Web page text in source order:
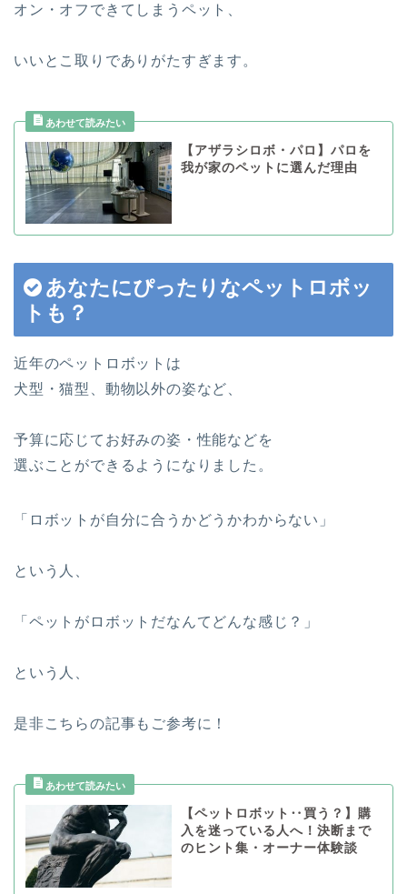
オン・オフできてしまうペット、
いいとこ取りでありがたすぎます。
【アザラシロボ・パロ】パロを
我が家のペットに選んだ理由
あなたにぴったりなペットロボッ
トも？
近年のペットロボットは
犬型・猫型、動物以外の姿など、
予算に応じてお好みの姿・性能などを
選ぶことができるようになりました。
「ロボットが自分に合うかどうかわからない」
という人、
「ペットがロボットだなんてどんな感じ？」
という人、
是非こちらの記事もご参考に！
【ペットロボット‥買う？】購
入を迷っている人へ！決断まで
のヒント集・オーナー体験談